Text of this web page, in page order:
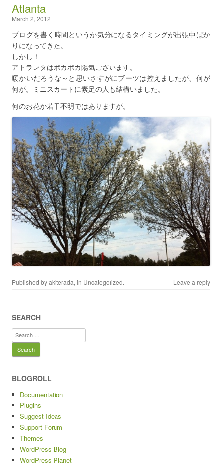
Atlanta
March 2, 2012
ブログを書く時間というか気分になるタイミングが出張中ばか
りになってきた。
しかし！
アトランタはポカポカ陽気ございます。
暖かいだろうな～と思いさすがにブーツは控えましたが、何が
何が。ミニスカートに素足の人も結構いました。
何のお花か若干不明ではありますが。
Published byakiterada, in Uncategorized. Leave a reply
SEARCH
Search
for:
BLOGROLL
Documentation
Plugins
Suggest Ideas
Support Forum
Themes
WordPress Blog
WordPress Planet